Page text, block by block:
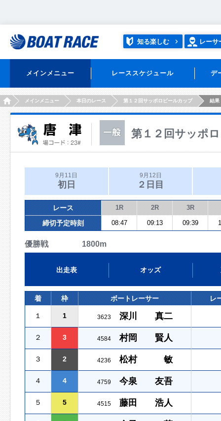
知る楽しむ レーサ
メインメニュー レーススケジュール デ
HOMEメインメニュー 本日のレース 第１２回サッポロビールカップ 結果
第１２回サッポ
9月11日
初日
9月12日
２日目
レース 1R 2R 3R
締切予定時刻 08:47 09:13 09:39
優勝戦 1800m
出走表 オッズ
着 枠 ボートレーサー レ
１ 1 3623 深川 真二
２ 3 4584 村岡 賢人
３ 2 4236 松村 敏
４ 4 4759 今泉 友吾
５ 5 4515 藤田 浩人